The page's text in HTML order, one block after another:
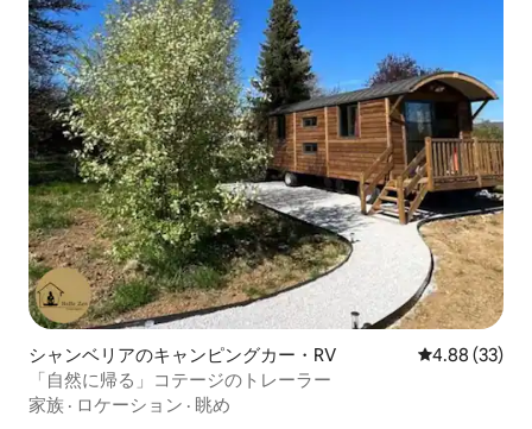
シャンベリアのキャンピングカー・RV レビュー33
4.88 (33)
「自然に帰る」コテージのトレーラー
家族 · ロケーション · 眺め